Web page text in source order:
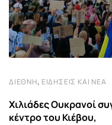
ΔΙΕΘΝΉ, ΕΙΔΉΣΕΙΣ ΚΑΙ ΝΈΑ
Χιλιάδες Ουκρανοί
κέντρο του Κιέβου,